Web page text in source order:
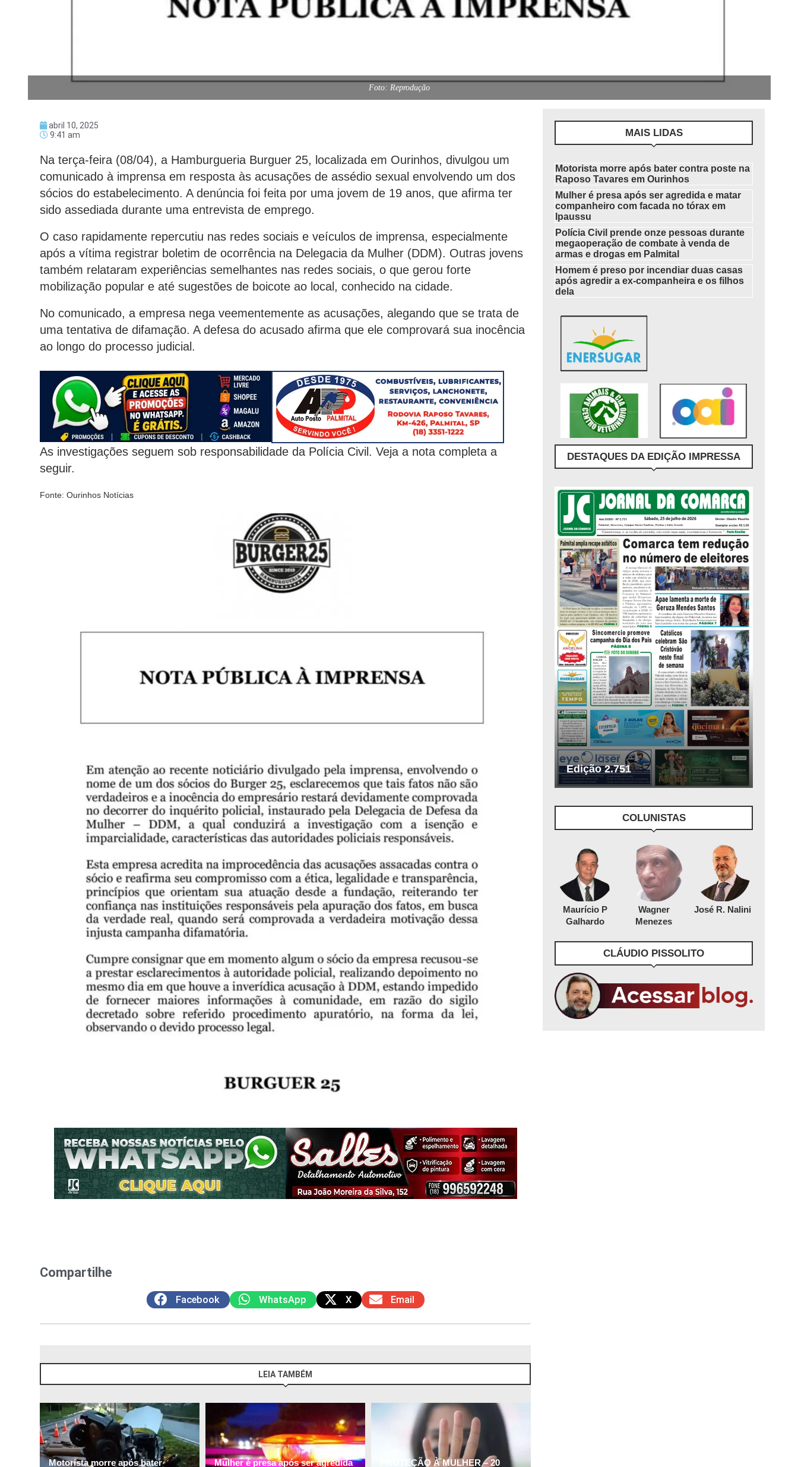
Foto: Reprodução
abril 10, 2025
9:41 am
Na terça-feira (08/04), a Hamburgueria Burguer 25, localizada em Ourinhos, divulgou um
comunicado à imprensa em resposta às acusações de assédio sexual envolvendo um dos
sócios do estabelecimento. A denúncia foi feita por uma jovem de 19 anos, que afirma ter
sido assediada durante uma entrevista de emprego.
O caso rapidamente repercutiu nas redes sociais e veículos de imprensa, especialmente
após a vítima registrar boletim de ocorrência na Delegacia da Mulher (DDM). Outras jovens
também relataram experiências semelhantes nas redes sociais, o que gerou forte
mobilização popular e até sugestões de boicote ao local, conhecido na cidade.
No comunicado, a empresa nega veementemente as acusações, alegando que se trata de
uma tentativa de difamação. A defesa do acusado afirma que ele comprovará sua inocência
ao longo do processo judicial.
As investigações seguem sob responsabilidade da Polícia Civil. Veja a nota completa a
seguir.
Fonte: Ourinhos Notícias
Compartilhe
Facebook WhatsApp X Email
LEIA TAMBÉM
Motorista morre após bater Mulher é presa após ser agredida PROTEÇÃO À MULHER – 20
MAIS LIDAS
Motorista morre após bater contra poste na
Raposo Tavares em Ourinhos
Mulher é presa após ser agredida e matar
companheiro com facada no tórax em
Ipaussu
Polícia Civil prende onze pessoas durante
megaoperação de combate à venda de
armas e drogas em Palmital
Homem é preso por incendiar duas casas
após agredir a ex-companheira e os filhos
dela
DESTAQUES DA EDIÇÃO IMPRESSA
Edição 2.751
COLUNISTAS
Maurício P
Galhardo
Wagner
Menezes
José R. Nalini
CLÁUDIO PISSOLITO